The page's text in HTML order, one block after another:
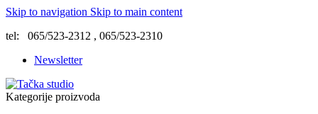
Skip to navigation Skip to main content
tel: 065/523-2312 , 065/523-2310
Newsletter
Kategorije proizvoda